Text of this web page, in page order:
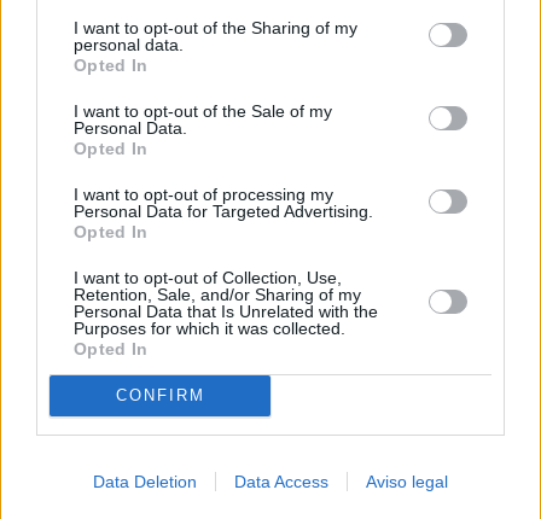
de su consentimiento, pero usted tiene el derecho de
rechazar tal procesamiento. Sus preferencias se aplicarán
cualquier momento entrando de nuevo en este sitio web o
visitando nuestra política de privacidad.
I want to opt-out of the Sharing of my
personal data.
Opted In
I want to opt-out of the Sale of my
Personal Data.
Opted In
I want to opt-out of processing my
Personal Data for Targeted Advertising.
Opted In
I want to opt-out of Collection, Use,
Retention, Sale, and/or Sharing of my
Personal Data that Is Unrelated with the
Purposes for which it was collected.
Opted In
CONFIRM
Data Deletion Data Access Aviso legal